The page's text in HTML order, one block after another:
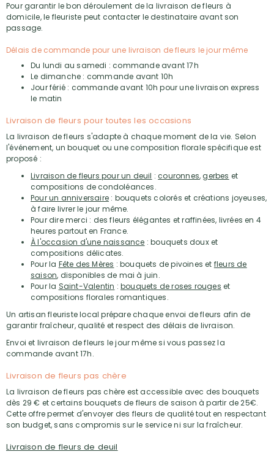
Pour garantir le bon déroulement de la livraison de fleurs à
domicile, le fleuriste peut contacter le destinataire avant son
passage.
Délais de commande pour une livraison de fleurs le jour même
Du lundi au samedi : commande avant 17h
Le dimanche : commande avant 10h
Jour férié : commande avant 10h pour une livraison express
le matin
Livraison de fleurs pour toutes les occasions
La livraison de fleurs s'adapte à chaque moment de la vie. Selon
l'événement, un bouquet ou une composition florale spécifique est
proposé :
Livraison de fleurs pour un deuil :couronnes,gerbes et
compositions de condoléances.
Pour un anniversaire : bouquets colorés et créations joyeuses,
à faire livrer le jour même.
Pour dire merci : des fleurs élégantes et raffinées, livrées en 4
heures partout en France.
À l'occasion d'une naissance : bouquets doux et
compositions délicates.
Pour la Fête des Mères : bouquets de pivoines et fleurs de
saison, disponibles de mai à juin.
Pour la Saint-Valentin :bouquets de roses rouges et
compositions florales romantiques.
Un artisan fleuriste local prépare chaque envoi de fleurs afin de
garantir fraîcheur, qualité et respect des délais de livraison.
Envoi et livraison de fleurs le jour même si vous passez la
commande avant 17h.
Livraison de fleurs pas chère
La livraison de fleurs pas chère est accessible avec des bouquets
dès 29 € et certains bouquets de fleurs de saison à partir de 25€.
Cette offre permet d'envoyer des fleurs de qualité tout en respectant
son budget, sans compromis sur le service ni sur la fraîcheur.
Livraison de fleurs de deuil